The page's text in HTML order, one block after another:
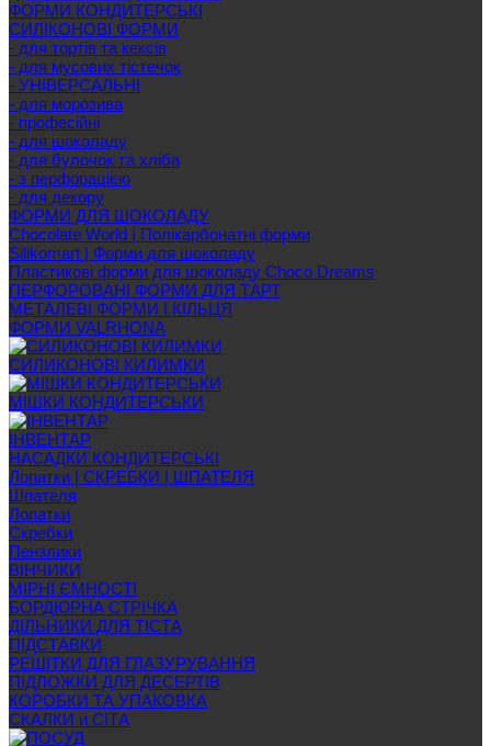
ФОРМИ КОНДИТЕРСЬКІ
СИЛІКОНОВІ ФОРМИ
- для тортів та кексів
- для мусових тістечок
- УНІВЕРСАЛЬНІ
- для морозива
- професійні
- для шоколаду
- для булочок та хліба
- з перфорацією
- для декору
ФОРМИ ДЛЯ ШОКОЛАДУ
Chocolate World | Полікарбонатні форми
Silikomart | Форми для шоколаду
Пластикові форми для шоколаду Choco Dreams
ПЕРФОРОВАНІ ФОРМИ ДЛЯ ТАРТ
МЕТАЛЕВІ ФОРМИ І КІЛЬЦЯ
ФОРМИ VALRHONA
СИЛИКОНОВІ КИЛИМКИ
МІШКИ КОНДИТЕРСЬКИ
ІНВЕНТАР
НАСАДКИ КОНДИТЕРСЬКІ
Лопатки | СКРЕБКИ | ШПАТЕЛЯ
Шпателя
Лопатки
Скребки
Пензлики
ВІНЧИКИ
МІРНІ ЄМНОСТІ
БОРДЮРНА СТРІЧКА
ДІЛЬНИКИ ДЛЯ ТІСТА
ПІДСТАВКИ
РЕШІТКИ ДЛЯ ГЛАЗУРУВАННЯ
ПІДЛОЖКИ ДЛЯ ДЕСЕРТІВ
КОРОБКИ ТА УПАКОВКА
СКАЛКИ и СІТА